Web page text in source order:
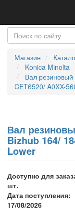
Магазин
Konica Minolta
Вал
CET6520/ A0XX-
Вал
Bizhub 164/
Lower
Доступно для
шт.
Дата поступления:
17/08/2026